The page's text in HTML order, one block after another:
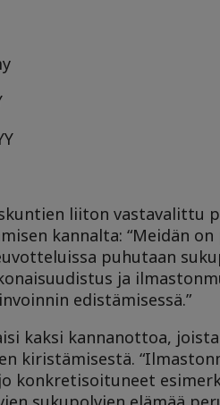
liiton vastavalittu
kannalta: “Meidän
puhutaan
ja
edistämisessä.”
kaksi kannanottoa,
kiristämisestä.
konkretisoituneet